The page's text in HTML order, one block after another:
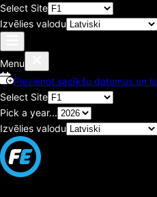
Select Site
Izvēlies valodu
Menu
Pievienot sacīkšu datumus un
Select Site
Pick a year...
Izvēlies valodu